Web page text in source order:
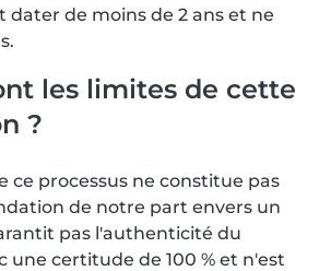
dater de moins de 2 ans et ne
les limites de cette
?
ce processus ne constitue pas
de notre part envers un
pas l'authenticité du
une certitude de 100 % et n'est